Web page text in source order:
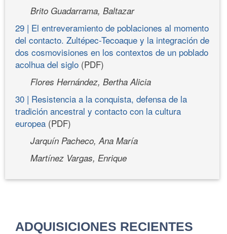
Brito Guadarrama, Baltazar
29 | El entreveramiento de poblaciones al momento
del contacto. Zultépec-Tecoaque y la integración de
dos cosmovisiones en los contextos de un poblado
acolhua del siglo (PDF)
Flores Hernández, Bertha Alicia
30 | Resistencia a la conquista, defensa de la
tradición ancestral y contacto con la cultura
europea (PDF)
Jarquín Pacheco, Ana María
Martínez Vargas, Enrique
ADQUISICIONES RECIENTES